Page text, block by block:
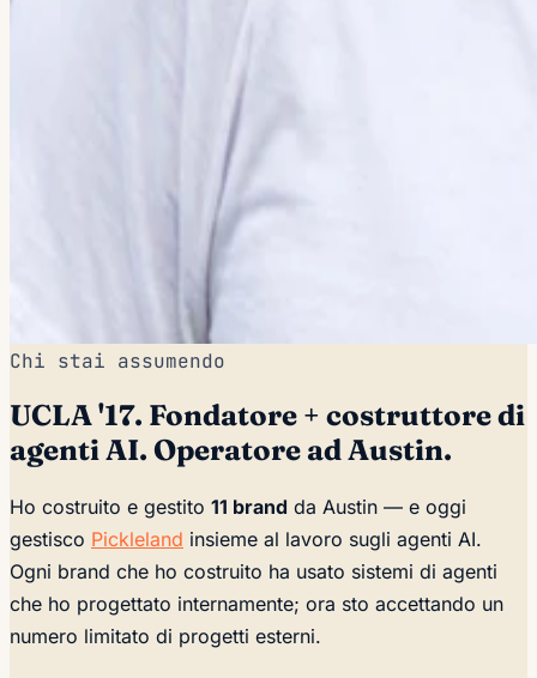
Chi stai assumendo
UCLA '17. Fondatore + costruttore di
agenti AI. Operatore ad Austin.
Ho costruito e gestito 11 brand da Austin — e oggi
gestisco Pickleland insieme al lavoro sugli agenti AI.
Ogni brand che ho costruito ha usato sistemi di agenti
che ho progettato internamente; ora sto accettando un
numero limitato di progetti esterni.